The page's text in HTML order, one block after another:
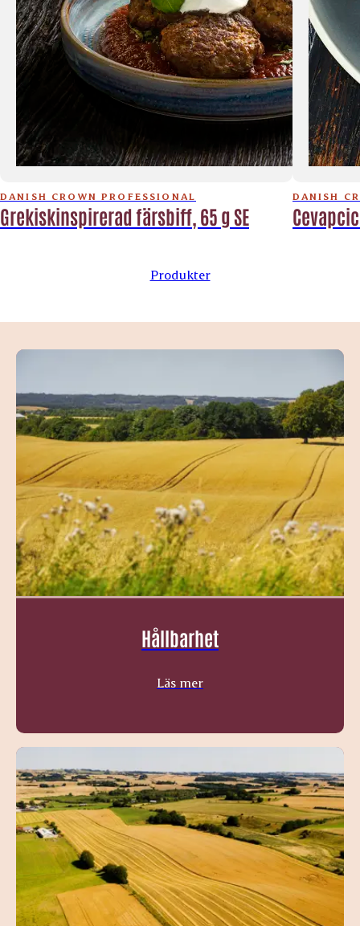
DANISH CROWN PROFESSIONAL
Grekiskinspirerad färsbiff, 65 g SE
DANISH
Produkter
Hållbarhet
Läs mer